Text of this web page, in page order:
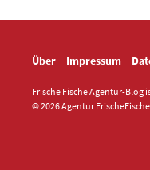
Über Impressum
Frische Fische Agentur-Blog
© 2026 Agentur FrischeFische